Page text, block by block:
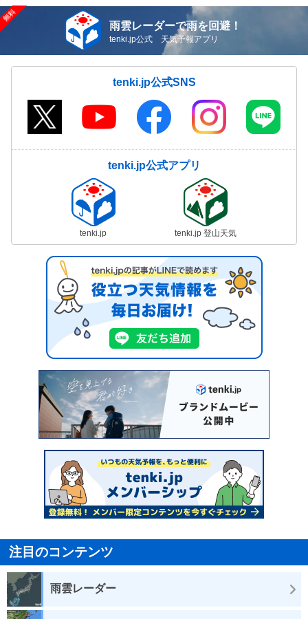
雨雲レーダーで雨を回避！
tenki.jp公式 天気予報アプリ
tenki.jp公式SNS
tenki.jp公式アプリ
tenki.jp tenki.jp 登山天気
注目のコンテンツ
雨雲レーダー